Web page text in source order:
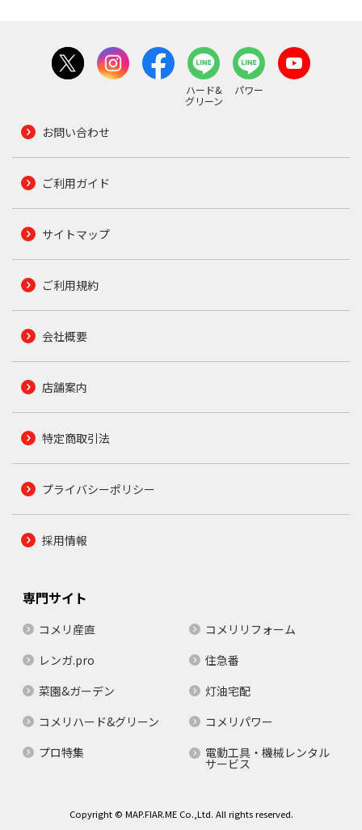
ハード&
グリーン
パワー
お問い合わせ
ご利用ガイド
サイトマップ
ご利用規約
会社概要
店舗案内
特定商取引法
プライバシーポリシー
採用情報
専門サイト
コメリ産直
コメリリフォーム
レンガ.pro
住急番
菜園&ガーデン
灯油宅配
コメリハード&グリーン
コメリパワー
プロ特集
電動工具・機械レンタル
サービス
Copyright © MAP.FIAR.ME Co.,Ltd. All rights reserved.